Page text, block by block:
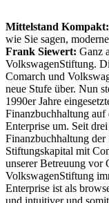
Mittelstand Kompakt:
wie Sie sagen,
Frank Siewert: Ganz
VolkswagenStiftung.
Comarch und
neue Stufe über. Nun
1990er Jahre
Finanzbuchhaltung
Enterprise um. Seit
Finanzbuchhaltung
Stiftungskapital mit
unserer Betreuung vor
VolkswagenStiftung
Enterprise ist als